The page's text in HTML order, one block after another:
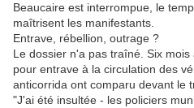
Beaucaire est interrompue, le
maîtrisent les manifestants.
Entrave, rébellion, outrage ?
Le dossier n'a pas traîné. Six
pour entrave à la circulation des
anticorrida ont comparu devant le
"J'ai été insultée - les policiers